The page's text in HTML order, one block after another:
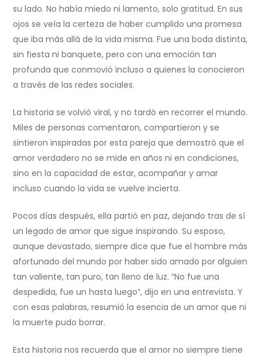
su lado. No había miedo ni lamento, solo gratitud. En sus
ojos se veía la certeza de haber cumplido una promesa
que iba más allá de la vida misma. Fue una boda distinta,
sin fiesta ni banquete, pero con una emoción tan
profunda que conmovió incluso a quienes la conocieron
a través de las redes sociales.
La historia se volvió viral, y no tardó en recorrer el mundo.
Miles de personas comentaron, compartieron y se
sintieron inspiradas por esta pareja que demostró que el
amor verdadero no se mide en años ni en condiciones,
sino en la capacidad de estar, acompañar y amar
incluso cuando la vida se vuelve incierta.
Pocos días después, ella partió en paz, dejando tras de sí
un legado de amor que sigue inspirando. Su esposo,
aunque devastado, siempre dice que fue el hombre más
afortunado del mundo por haber sido amado por alguien
tan valiente, tan puro, tan lleno de luz. “No fue una
despedida, fue un hasta luego”, dijo en una entrevista. Y
con esas palabras, resumió la esencia de un amor que ni
la muerte pudo borrar.
Esta historia nos recuerda que el amor no siempre tiene